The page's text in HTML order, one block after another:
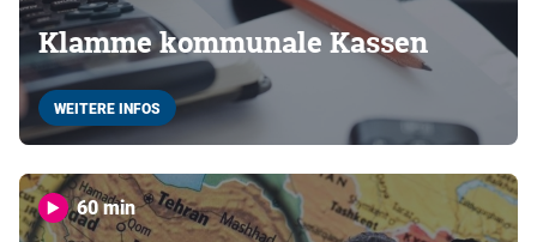
Klamme kommunale Kassen
WEITERE INFOS
60 min